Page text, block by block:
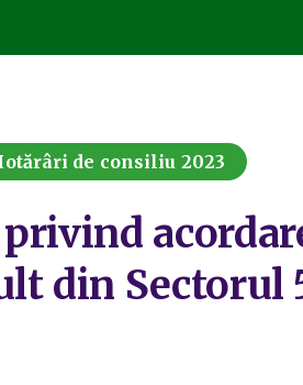
de consiliu 2023
privind
din Sectorul